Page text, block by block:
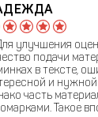
улучшения
подачи
в тексте,
и
часть
Такое